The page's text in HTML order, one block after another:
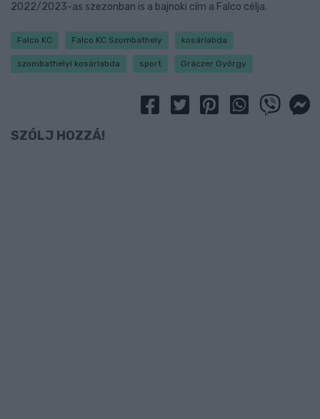
2022/2023-as szezonban is a bajnoki cím a Falco célja.
Falco KC Falco KC Szombathely kosárlabda
szombathelyi kosárlabda sport Gráczer György
SZÓLJ HOZZÁ!